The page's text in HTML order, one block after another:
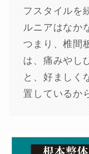
フスタイルを
ルニアはなか
つまり、椎間
は、痛みやし
と、好ましく
置しているか